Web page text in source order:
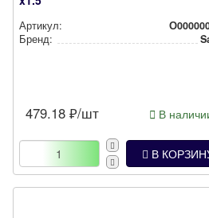
Артикул:
Бренд:
479.18 ₽/шт В
В